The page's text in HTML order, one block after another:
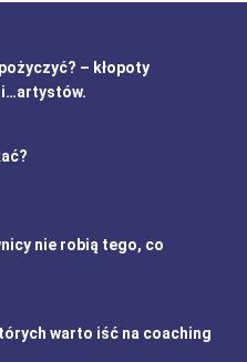
– kłopoty
nie robią tego, co
warto iść na coaching